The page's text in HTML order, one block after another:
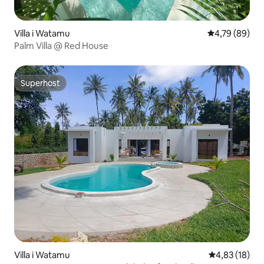
Villa i Watamu 4,79 av 5 i
4,79 (89)
Palm Villa @ Red House
Superhost
Superhost
Villa i Watamu 4,83 av 5 i
4,83 (18)